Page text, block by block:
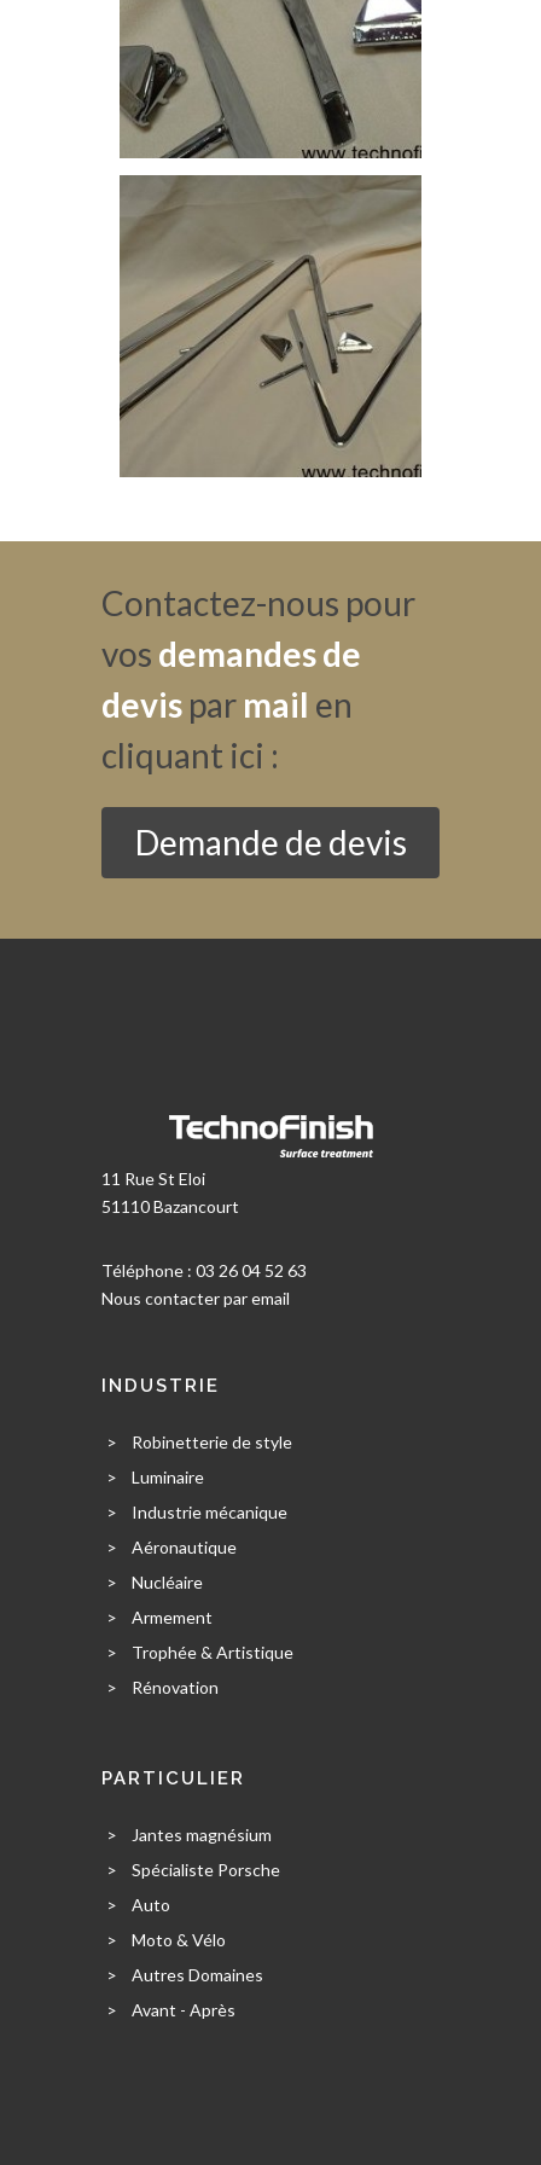
Contactez-nous pour
vos demandes de
devis par mail en
cliquant ici :
Demande de devis
11 Rue St Eloi
51110 Bazancourt
Téléphone : 03 26 04 52 63
Nous contacter par email
INDUSTRIE
>
Robinetterie de style
>
Luminaire
>
Industrie mécanique
>
Aéronautique
>
Nucléaire
>
Armement
>
Trophée & Artistique
>
Rénovation
PARTICULIER
>
Jantes magnésium
>
Spécialiste Porsche
>
Auto
>
Moto & Vélo
>
Autres Domaines
>
Avant - Après